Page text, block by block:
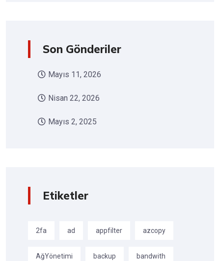
Son Gönderiler
Mayıs 11, 2026
Nisan 22, 2026
Mayıs 2, 2025
Etiketler
2fa ad appfilter azcopy
AğYönetimi backup bandwith